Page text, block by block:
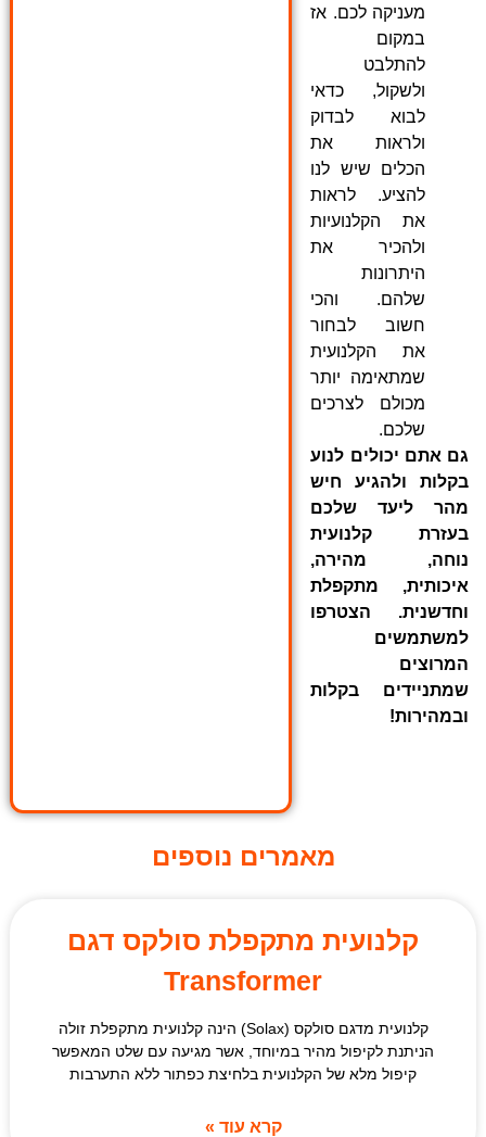
מעניקה לכם. אז
במקום
להתלבט
ולשקול, כדאי
לבוא לבדוק
ולראות את
הכלים שיש לנו
להציע. לראות
את הקלנועיות
ולהכיר את
היתרונות
שלהם. והכי
חשוב לבחור
את הקלנועית
שמתאימה יותר
מכולם לצרכים
שלכם.
גם אתם יכולים לנוע
בקלות ולהגיע חיש
מהר ליעד שלכם
בעזרת קלנועית
נוחה, מהירה,
איכותית, מתקפלת
וחדשנית. הצטרפו
למשתמשים
המרוצים
שמתניידים בקלות
ובמהירות!
מאמרים נוספים
קלנועית מתקפלת סולקס דגם
Transformer
קלנועית מדגם סולקס (Solax) הינה קלנועית מתקפלת זולה
הניתנת לקיפול מהיר במיוחד, אשר מגיעה עם שלט המאפשר
קיפול מלא של הקלנועית בלחיצת כפתור ללא התערבות
קרא עוד »